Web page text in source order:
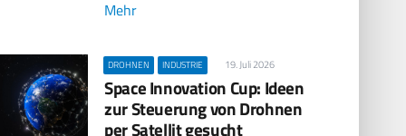
Mehr
DROHNEN INDUSTRIE 19. Juli 2026
Space Innovation Cup: Ideen
zur Steuerung von Drohnen
per Satellit gesucht